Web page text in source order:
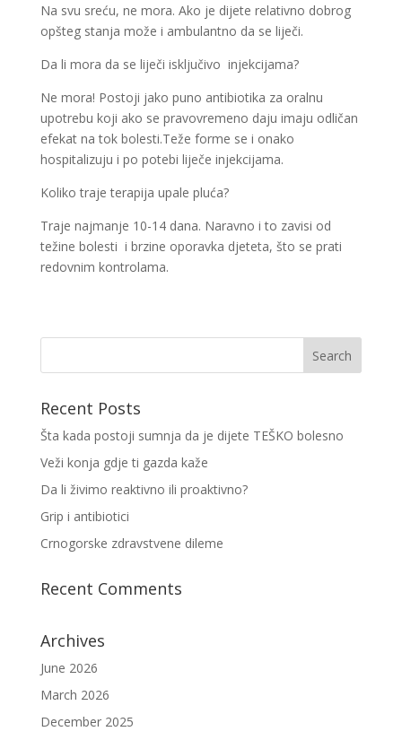
Na svu sreću, ne mora. Ako je dijete relativno dobrog
opšteg stanja može i ambulantno da se liječi.
Da li mora da se liječi isključivo injekcijama?
Ne mora! Postoji jako puno antibiotika za oralnu
upotrebu koji ako se pravovremeno daju imaju odličan
efekat na tok bolesti.Teže forme se i onako
hospitalizuju i po potebi liječe injekcijama.
Koliko traje terapija upale pluća?
Traje najmanje 10-14 dana. Naravno i to zavisi od
težine bolesti i brzine oporavka djeteta, što se prati
redovnim kontrolama.
Recent Posts
Šta kada postoji sumnja da je dijete TEŠKO bolesno
Veži konja gdje ti gazda kaže
Da li živimo reaktivno ili proaktivno?
Grip i antibiotici
Crnogorske zdravstvene dileme
Recent Comments
Archives
June 2026
March 2026
December 2025